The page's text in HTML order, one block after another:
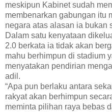
meskipun Kabinet sudah
membenarkan gabungan itu
negara atas alasan ia bukan
Dalam satu kenyataan
2.0 berkata ia tidak akan
mahu berhimpun di stadium
menyatakan pendirian
adil.
“Apa pun berlaku antara
rakyat akan berhimpun
meminta pilihan raya bebas